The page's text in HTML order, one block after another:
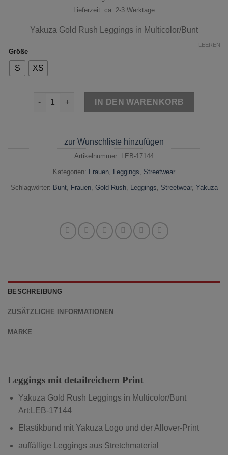
Lieferzeit: ca. 2-3 Werktage
Yakuza Gold Rush Leggings in Multicolor/Bunt
Größe
S XS
LEEREN
Yakuza Gold Rush Leggings Multicolor/Bunt Menge
IN DEN WARENKORB
zur Wunschliste hinzufügen
Artikelnummer: LEB-17144
Kategorien: Frauen Leggings Streetwear
Schlagwörter: Bunt, Frauen, Gold Rush, Leggings Streetwear, Yakuza
BESCHREIBUNG
ZUSÄTZLICHE INFORMATIONEN
MARKE
Leggings mit detailreichem Print
Yakuza Gold Rush Leggings in Multicolor/Bunt
Art:LEB-17144
Elastikbund mit Yakuza Logo und der Allover-Print
auffällige Leggings aus Stretchmaterial